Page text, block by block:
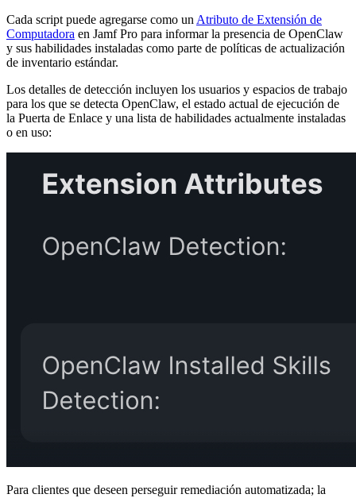
Cada script puede agregarse como un Atributo de Extensión de
Computadora en Jamf Pro para informar la presencia de OpenClaw
y sus habilidades instaladas como parte de políticas de actualización
de inventario estándar.
Los detalles de detección incluyen los usuarios y espacios de trabajo
para los que se detecta OpenClaw, el estado actual de ejecución de
la Puerta de Enlace y una lista de habilidades actualmente instaladas
o en uso:
Para clientes que deseen perseguir remediación automatizada; la